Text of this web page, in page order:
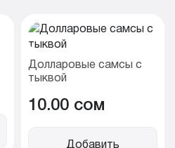
Долларовые самсы с
тыквой
10.00 cом
Добавить